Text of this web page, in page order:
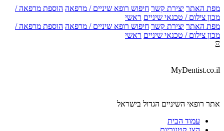
מפת האתר יצירת קשר חיפוש רופא שיניים / מרפאה הוספת מרפאה /
מכון צילום / טכנאי שיניים ראשי
מפת האתר יצירת קשר חיפוש רופא שיניים / מרפאה הוספת מרפאה /
מכון צילום / טכנאי שיניים ראשי
Ξ
MyDentist.co.il
אתר רופאי השיניים הגדול בישראל
עמוד הבית